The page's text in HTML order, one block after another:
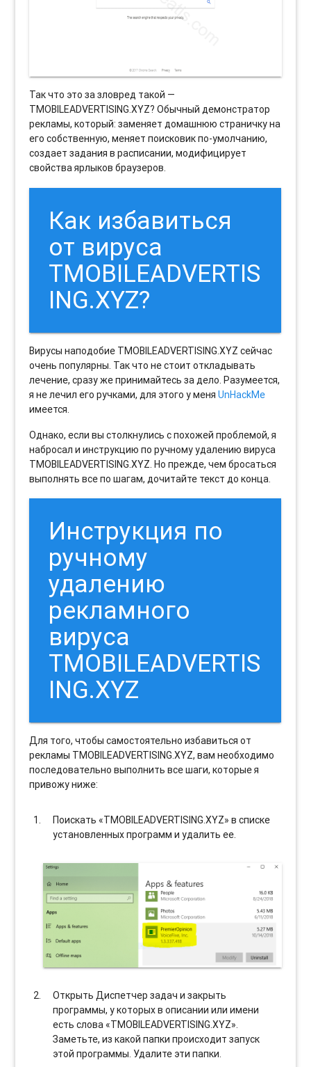
Так что это за зловред такой —
TMOBILEADVERTISING.XYZ? Обычный демонстратор
рекламы, который: заменяет домашнюю страничку на
его собственную, меняет поисковик по-умолчанию,
создает задания в расписании, модифицирует
свойства ярлыков браузеров.
Как избавиться
от вируса
TMOBILEADVERTIS
ING.XYZ?
Вирусы наподобие TMOBILEADVERTISING.XYZ сейчас
очень популярны. Так что не стоит откладывать
лечение, сразу же принимайтесь за дело. Разумеется,
я не лечил его ручками, для этого у меняUnHackMe
имеется.
Однако, если вы столкнулись с похожей проблемой, я
набросал и инструкцию по ручному удалению вируса
TMOBILEADVERTISING.XYZ. Но прежде, чем бросаться
выполнять все по шагам, дочитайте текст до конца.
Инструкция по
ручному
удалению
рекламного
вируса
TMOBILEADVERTIS
ING.XYZ
Для того, чтобы самостоятельно избавиться от
рекламы TMOBILEADVERTISING.XYZ, вам необходимо
последовательно выполнить все шаги, которые я
привожу ниже:
Поискать «TMOBILEADVERTISING.XYZ» в списке
установленных программ и удалить ее.
Открыть Диспетчер задач и закрыть
программы, у которых в описании или имени
есть слова «TMOBILEADVERTISING.XYZ».
Заметьте, из какой папки происходит запуск
этой программы. Удалите эти папки.